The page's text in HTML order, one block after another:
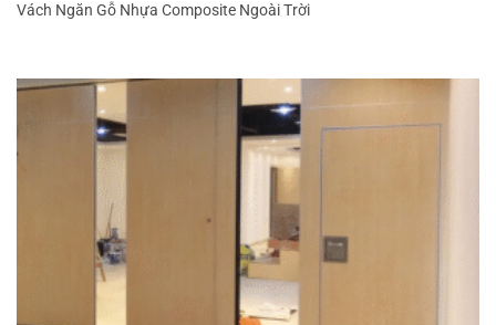
Vách Ngăn Gỗ Nhựa Composite Ngoài Trời